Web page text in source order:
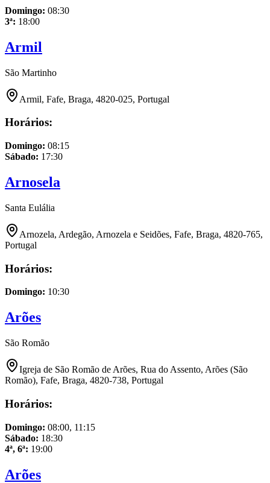
Domingo: 08:30
3ª: 18:00
Armil
São Martinho
Armil, Fafe, Braga, 4820-025, Portugal
Horários:
Domingo: 08:15
Sábado: 17:30
Arnosela
Santa Eulália
Arnozela, Ardegão, Arnozela e Seidões, Fafe, Braga, 4820-765,
Portugal
Horários:
Domingo: 10:30
Arões
São Romão
Igreja de São Romão de Arões, Rua do Assento, Arões (São
Romão), Fafe, Braga, 4820-738, Portugal
Horários:
Domingo: 08:00, 11:15
Sábado: 18:30
4ª, 6ª: 19:00
Arões